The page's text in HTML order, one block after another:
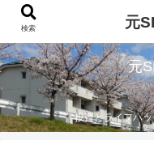
元
投資とライフハ
検索 元